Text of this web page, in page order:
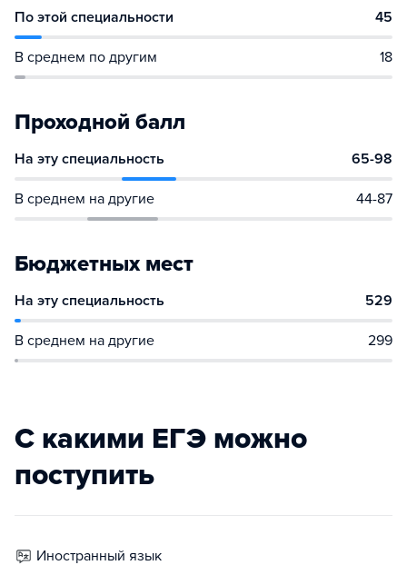
По этой специальности 45
В среднем по другим 18
Проходной балл
На эту специальность 65-98
В среднем на другие 44-87
Бюджетных мест
На эту специальность 529
В среднем на другие 299
С какими ЕГЭ можно
поступить
иностранный язык